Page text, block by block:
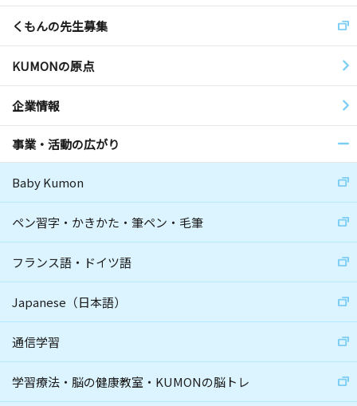
くもんの先生募集
KUMONの原点
企業情報
事業・活動の広がり
Baby Kumon
ペン習字・かきかた・筆ペン・毛筆
フランス語・ドイツ語
Japanese（日本語）
通信学習
学習療法・脳の健康教室・KUMONの脳トレ